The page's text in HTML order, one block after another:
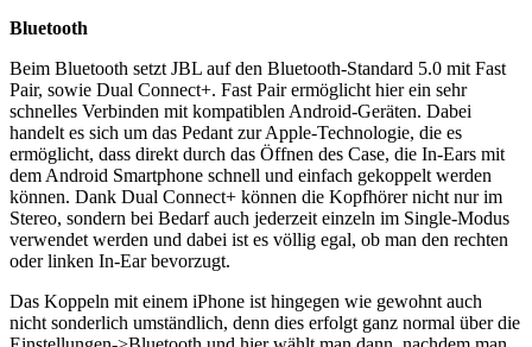
Bluetooth
Beim Bluetooth setzt JBL auf den Bluetooth-Standard 5.0 mit Fast
Pair, sowie Dual Connect+. Fast Pair ermöglicht hier ein sehr
schnelles Verbinden mit kompatiblen Android-Geräten. Dabei
handelt es sich um das Pedant zur Apple-Technologie, die es
ermöglicht, dass direkt durch das Öffnen des Case, die In-Ears mit
dem Android Smartphone schnell und einfach gekoppelt werden
können. Dank Dual Connect+ können die Kopfhörer nicht nur im
Stereo, sondern bei Bedarf auch jederzeit einzeln im Single-Modus
verwendet werden und dabei ist es völlig egal, ob man den rechten
oder linken In-Ear bevorzugt.
Das Koppeln mit einem iPhone ist hingegen wie gewohnt auch
nicht sonderlich umständlich, denn dies erfolgt ganz normal über die